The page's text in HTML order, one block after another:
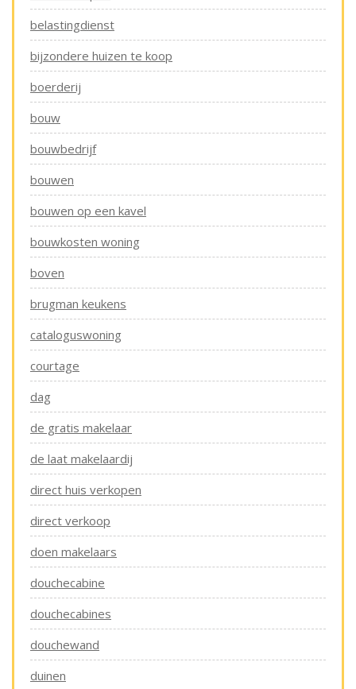
belastingdienst
bijzondere huizen te koop
boerderij
bouw
bouwbedrijf
bouwen
bouwen op een kavel
bouwkosten woning
boven
brugman keukens
cataloguswoning
courtage
dag
de gratis makelaar
de laat makelaardij
direct huis verkopen
direct verkoop
doen makelaars
douchecabine
douchecabines
douchewand
duinen